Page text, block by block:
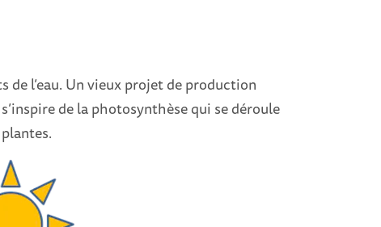
de l’eau. Un vieux projet de production
de la photosynthèse qui se déroule